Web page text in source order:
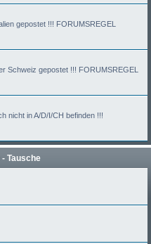
gepostet !!! FORUMSREGEL
Schweiz gepostet !!! FORUMSREGEL
nicht in A/D/I/CH befinden !!!
Tausche